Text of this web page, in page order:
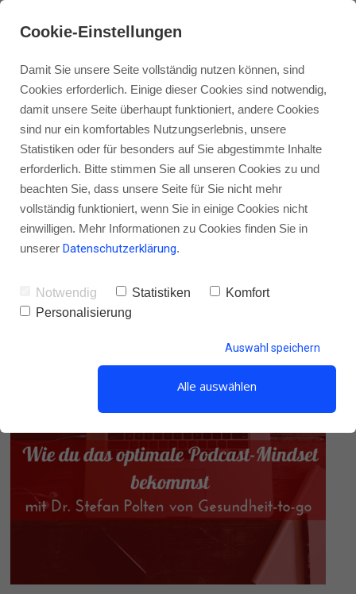
Wie du das optimale Podcast-
Mindset bekommst mit Dr. Stefan
Polten
von Gordon Schönwälder 01. Juni 2015 0
Cookie-Einstellungen
Damit Sie unsere Seite vollständig nutzen können, sind
Cookies erforderlich. Einige dieser Cookies sind notwendig,
damit unsere Seite überhaupt funktioniert, andere Cookies
sind nur ein komfortables Nutzungserlebnis, unsere
Statistiken oder für besonders auf Sie abgestimmte Inhalte
erforderlich. Bitte stimmen Sie all unseren Cookies zu und
beachten Sie, dass unsere Seite für Sie nicht mehr
vollständig funktioniert, wenn Sie in einige Cookies nicht
einwilligen. Mehr Informationen zu Cookies finden Sie in
unserer Datenschutzerklärung.
Notwendig Statistiken
Komfort
Personalisierung
Auswahl speichern
Alle auswählen